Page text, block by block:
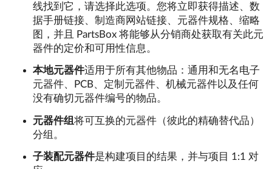
线找到它，请选择此选项。您将立即获得描述、数
据手册链接、制造商网站链接、元器件规格、缩略
图，并且 PartsBox 将能够从分销商处获取有关此元
器件的定价和可用性信息。
本地元器件适用于所有其他物品：通用和无名电子
元器件、PCB、定制元器件、机械元器件以及任何
没有确切元器件编号的物品。
元器件组将可互换的元器件（彼此的精确替代品）
分组。
子装配元器件是构建项目的结果，并与项目 1:1 对